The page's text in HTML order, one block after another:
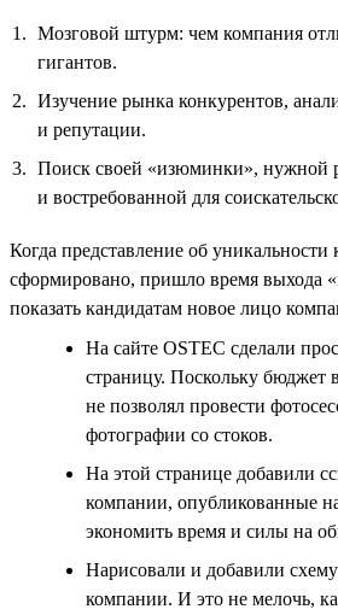
Мозговой штурм: чем компания
гигантов.
Изучение рынка конкурентов,
и репутации.
Поиск своей «изюминки», нужной
и востребованной для
Когда представление об
сформировано, пришло время выхода
показать кандидатам новое лицо
На сайте OSTEC сделали
страницу. Поскольку бюджет
не позволял провести
фотографии со стоков.
На этой странице добавили
компании, опубликованные
экономить время и силы на
Нарисовали и добавили
компании. И это не мелочь,